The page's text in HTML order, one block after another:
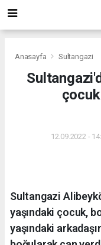
Anasayfa Sultangazi
12.09.2022 -
Sultangazi
yaşındaki çocuk,
yaşındaki